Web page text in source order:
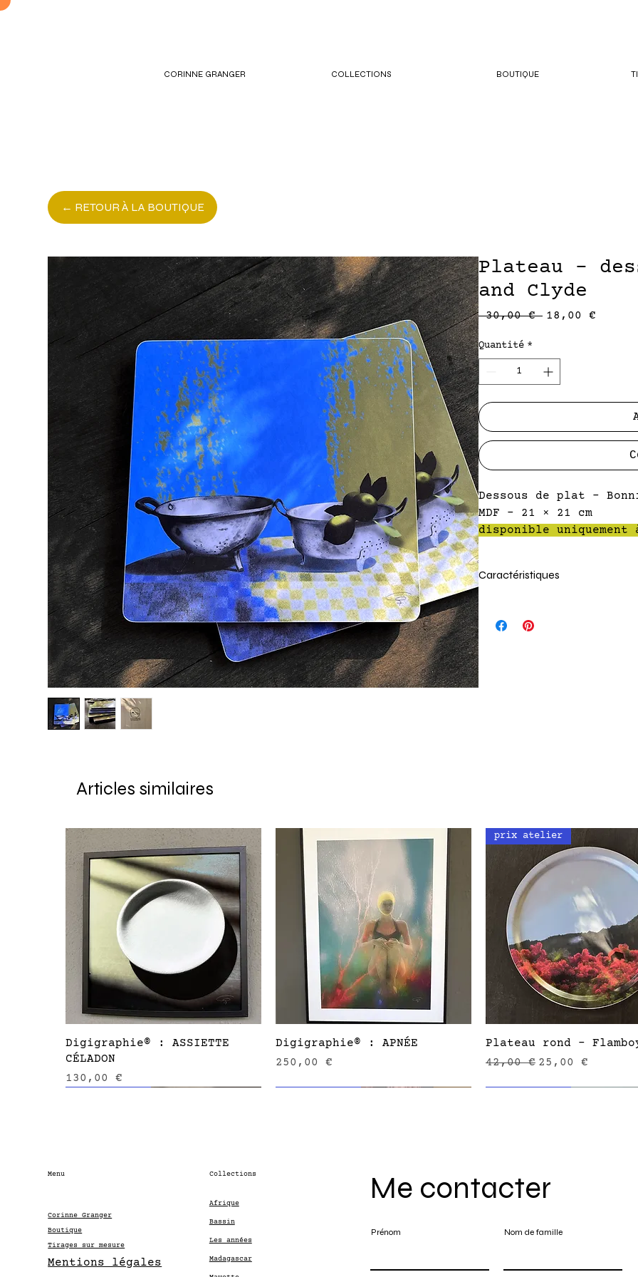
CORINNE GRANGER COLLECTIONS BOUTIQUE
Plateau -
and Clyde
30,00 € Prix
18,00 €
Quantité *
Dessous de plat -
MDF – 21 × 21 cm
disponible
Caractéristiques
série limitée : 100
Articles similaires
Aperçu rapide
Digigraphie® : ASSIETTE
CÉLADON
Prix
130,00 €
Aperçu rapide
Digigraphie® : APNÉE
Prix
250,00 €
Aperçu rapide
prix atelier
Plateau rond -
Prix original
42,00 € Prix
25,00 €
← RETOUR À LA BOUTIQUE
Collections
Afrique
Bassin
Les années
Madagascar
Me contacter
Prénom Nom de famille
Menu
Corinne Granger
Boutique
Tirages sur mesure
Mentions légales